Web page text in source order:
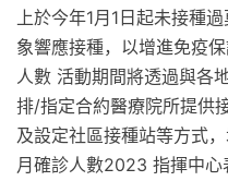
上於今年1月1日起未接種
象響應接種，以增進免疫
人數 活動期間將透過與各
排/指定合約醫療院所提供
及設定社區接種站等方式
月確診人數2023 指揮中